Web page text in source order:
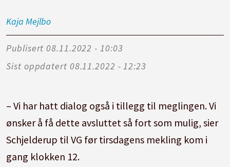
Kaja Mejlbo
Publisert
08.11.2022 - 10:03
Sist oppdatert
08.11.2022 - 12:23
– Vi har hatt dialog også i tillegg til meglingen. Vi
ønsker å få dette avsluttet så fort som mulig, sier
Schjelderup til VG før tirsdagens mekling kom i
gang klokken 12.